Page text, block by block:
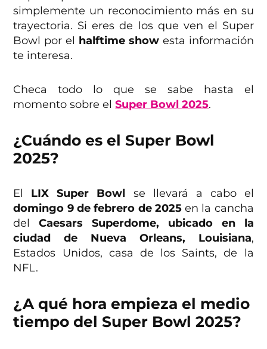
simplemente un reconocimiento más en su
trayectoria. Si eres de los que ven el Super
Bowl por el halftime showesta información
te interesa.
Checa todo lo que se sabe hasta el
momento sobre el Super Bowl 2025.
¿Cuándo es el Super Bowl
2025?
El LIX Super Bowl se llevará a cabo el
domingo 9 de febrero de 2025en la cancha
delCaesars Superdome, ubicado en la
ciudad de Nueva Orleans, Louisiana,
Estados Unidos, casa de los Saints, de la
NFL.
¿A qué hora empieza el medio
tiempo del Super Bowl 2025?